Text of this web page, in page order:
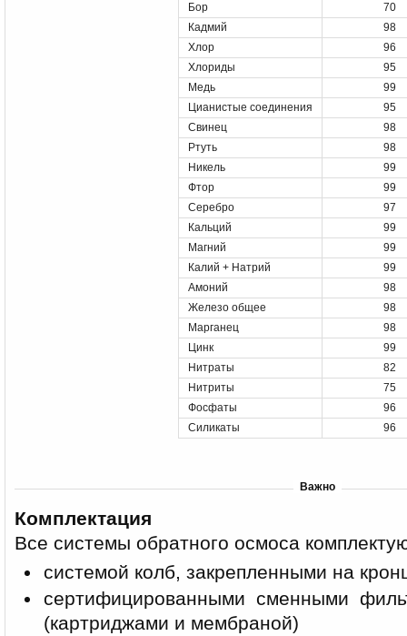
Бор
70
Кадмий
98
Хлор
96
Хлориды
95
Медь
99
Цианистые соединения
95
Свинец
98
Ртуть
98
Никель
99
Фтор
99
Серебро
97
Кальций
99
Магний
99
Калий + Натрий
99
Амоний
98
Железо общее
98
Марганец
98
Цинк
99
Нитраты
82
Нитриты
75
Фосфаты
96
Силикаты
96
Важно
Комплектация
Все системы обратного осмоса
системой колб, закрепленными на
сертифицированными сменными
(картриджами и мембраной)